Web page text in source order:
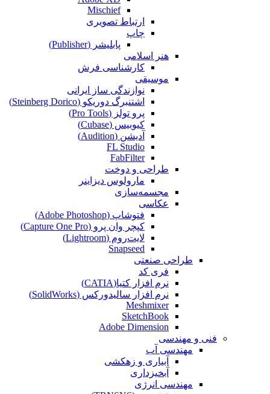
Mischief
ارتباط تصویری
چاپ
پابلیشر (Publisher)
هنر اسلامی
کارشناسی فرش
موسیقی
نوازندگی ساز ایرانی
اشتنبرگ دوریکو (Steinberg Dorico)
پرو تولز (Pro Tools)
کیوبیس (Cubase‎)
آدیشن (Audition)
FL Studio
FabFilter
طراحی و دوخت
مارولوس دیزاینر
مجسمه‌سازی‌
عکاسی
فتوشاپ (Adobe Photoshop)
کپچر وان پرو (Capture One Pro)
لایت‌روم (Lightroom)
Snapseed
طراحی صنعتی
فری کد
نرم افزار کتیا(CATIA)
نرم افزار سالیدورکس (SolidWorks)
Meshmixer
SketchBook
Adobe Dimension
فنی و مهندسی
مهندسی آب
آبیاری و زهکشی
آبخیزداری
مهندسی انرژی